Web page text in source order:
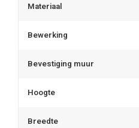
Materiaal
Bewerking
Bevestiging muur
Hoogte
Breedte